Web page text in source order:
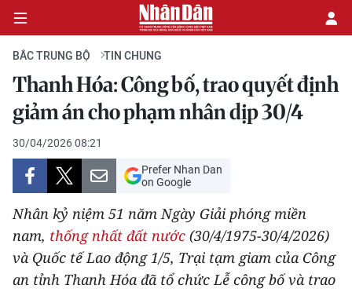
CHÍNH TRỊ
KINH TẾ
VĂN HÓA
XÃ HỘI
PHÁP LUẬT
BẮC TRUNG BỘ TIN CHUNG
Thanh Hóa: Công bố, trao quyết định
giảm án cho phạm nhân dịp 30/4
30/04/2026 08:21
Prefer Nhan Dan
on Google
Nhân kỷ niệm 51 năm Ngày Giải phóng miền
nam, thống nhất đất nước (30/4/1975-30/4/2026)
và Quốc tế Lao động 1/5, Trại tạm giam của Công
an tỉnh Thanh Hóa đã tổ chức Lễ công bố và trao